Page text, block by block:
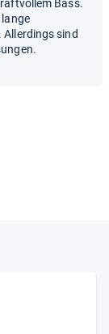
Bass.
sind